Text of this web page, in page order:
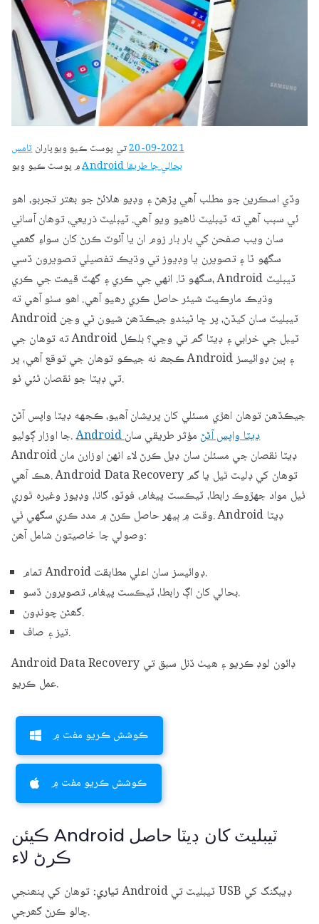
پارانٽامس تي پوسٽ ڪيو ويو20-09-2021
۾ پوسٽ ڪيو ويو
Android بحالي جا طريقا
وڏي اسڪرين جو مطلب آھي پڙھڻ ۽ وڊيو هلائڻ جو بھتر تجربو، اھو
ئي سبب آھي ته ٽيبليٽ ٺاھيو ويو آھي. ٽيبليٽ ذريعي، توهان آساني
سان ويب صفحن کي بار بار زوم ان يا آئوٽ ڪرڻ کان سواءِ گھمي
سگهو ٿا ۽ تصويرن يا وڊيوز تي وڌيڪ تفصيلي تصويرون ڏسي
سگهو ٿا. انهي جي ڪري ۽ گهٽ قيمت جي ڪري، Android ٽيبليٽ
وڌيڪ مارڪيٽ شيئر حاصل ڪري رهيو آهي. اهو سٺو آهي ته
Android ٽيبليٽ سان کيڏڻ، پر ڇا ٿيندو جيڪڏهن شيون ٿي وڃن
ته توهان جي Android ٽيبل جي خرابي ۽ ڊيٽا گم ٿي وڃي؟ بلڪل
ڪجھ نه جيڪو توهان جي توقع آهي، پر Android ۽ ٻين ڊوائيسز
تي ڊيٽا جو نقصان ٿئي ٿو.
جيڪڏهن توهان اهڙي مسئلي کان پريشان آهيو، ڪجهه ڊيٽا واپس آڻڻ
جا اوزار ڳوليو.
Android ڊيٽا واپس آڻڻ مؤثر طريقي سان
Android ڊيٽا نقصان جي مسئلن سان ڊيل ڪرڻ لاء انهن اوزارن مان
هڪ آهي. Android Data Recovery توهان کي ڊليٽ ٿيل يا گم
ٿيل مواد جهڙوڪ رابطا، ٽيڪسٽ پيغام، فوٽو، گانا، وڊيوز وغيره ٿوري
وقت ۾ ٻيهر حاصل ڪرڻ ۾ مدد ڪري سگهي ٿي. Android ڊيٽا
وصولي جا خاصيتون شامل آهن:
تمام Android ڊوائيسز سان اعلي مطابقت.
بحالي کان اڳ رابطا، ٽيڪسٽ پيغام، تصويرون ڏسو.
گھڻن چونڊون.
تيز ۽ صاف.
Android Data Recovery ڊائون لوڊ ڪريو ۽ ھيٺ ڏنل سبق تي
عمل ڪريو.
ڪوشش ڪريو مفت ۾
ڪوشش ڪريو مفت ۾
ڪيئن Android ٽيبليٽ کان ڊيٽا حاصل
ڪرڻ لاء
تياري: توھان کي پنھنجي Android ٽيبليٽ تي USB ڊيبگنگ کي
چالو ڪرڻ گھرجي.